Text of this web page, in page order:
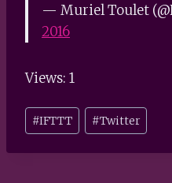
— Muriel Toulet
2016
Views: 1
Post
Tags:
#IFTTT #Twitter